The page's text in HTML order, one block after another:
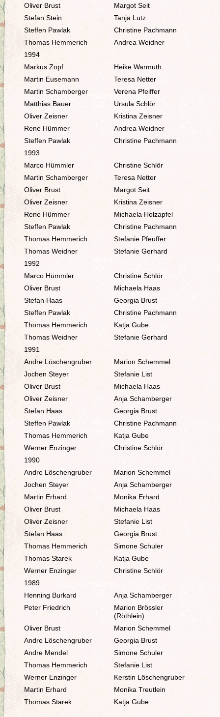
Oliver Brust
Margot Seit
Stefan Stein
Tanja Lutz
Steffen Pawlak
Christine Pachmann
Thomas Hemmerich
Andrea Weidner
1994
Markus Zopf
Heike Warmuth
Martin Eusemann
Teresa Netter
Martin Schamberger
Verena Pfeiffer
Matthias Bauer
Ursula Schlör
Oliver Zeisner
Kristina Zeisner
Rene Hümmer
Andrea Weidner
Steffen Pawlak
Christine Pachmann
1993
Marco Hümmler
Christine Schlör
Martin Schamberger
Teresa Netter
Oliver Brust
Margot Seit
Oliver Zeisner
Kristina Zeisner
Rene Hümmer
Michaela Holzapfel
Steffen Pawlak
Christine Pachmann
Thomas Hemmerich
Stefanie Pfeuffer
Thomas Weidner
Stefanie Gerhard
1992
Marco Hümmler
Christine Schlör
Oliver Brust
Michaela Haas
Stefan Haas
Georgia Brust
Steffen Pawlak
Christine Pachmann
Thomas Hemmerich
Katja Gube
Thomas Weidner
Stefanie Gerhard
1991
Andre Löschengruber
Marion Schemmel
Jochen Steyer
Stefanie List
Oliver Brust
Michaela Haas
Oliver Zeisner
Anja Schamberger
Stefan Haas
Georgia Brust
Steffen Pawlak
Christine Pachmann
Thomas Hemmerich
Katja Gube
Werner Enzinger
Christine Schlör
1990
Andre Löschengruber
Marion Schemmel
Jochen Steyer
Anja Schamberger
Martin Erhard
Monika Erhard
Oliver Brust
Michaela Haas
Oliver Zeisner
Stefanie List
Stefan Haas
Georgia Brust
Thomas Hemmerich
Simone Schuler
Thomas Starek
Katja Gube
Werner Enzinger
Christine Schlör
1989
Henning Burkard
Anja Schamberger
Peter Friedrich
Marion Brössler
(Röthlein)
Oliver Brust
Marion Schemmel
Andre Löschengruber
Georgia Brust
Andre Mendel
Simone Schuler
Thomas Hemmerich
Stefanie List
Werner Enzinger
Kerstin Löschengruber
Martin Erhard
Monika Treutlein
Thomas Starek
Katja Gube